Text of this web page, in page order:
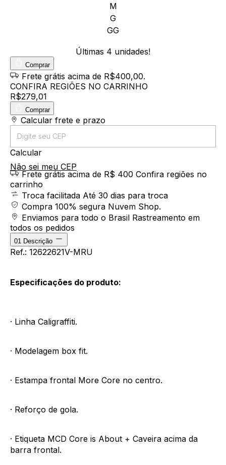
M
G
GG
Últimas 4 unidades!
Comprar
Frete grátis acima de R$400,00.
CONFIRA REGIÕES NO CARRINHO
R$279,01
Comprar
Entregas para o CEP:
Calcular frete e prazo
Calcular
Não sei meu CEP
Frete grátis acima de R$ 400 Confira regiões no
carrinho
Troca facilitada Até 30 dias para troca
Compra 100% segura Nuvem Shop.
Enviamos para todo o Brasil Rastreamento em
todos os pedidos
01 Descrição
Ref.: 12622621V-MRU
Especificações do produto:
· Linha Caligraffiti.
· Modelagem box fit.
· Estampa frontal More Core no centro.
· Reforço de gola.
· Etiqueta MCD Core is About + Caveira acima da
barra frontal.